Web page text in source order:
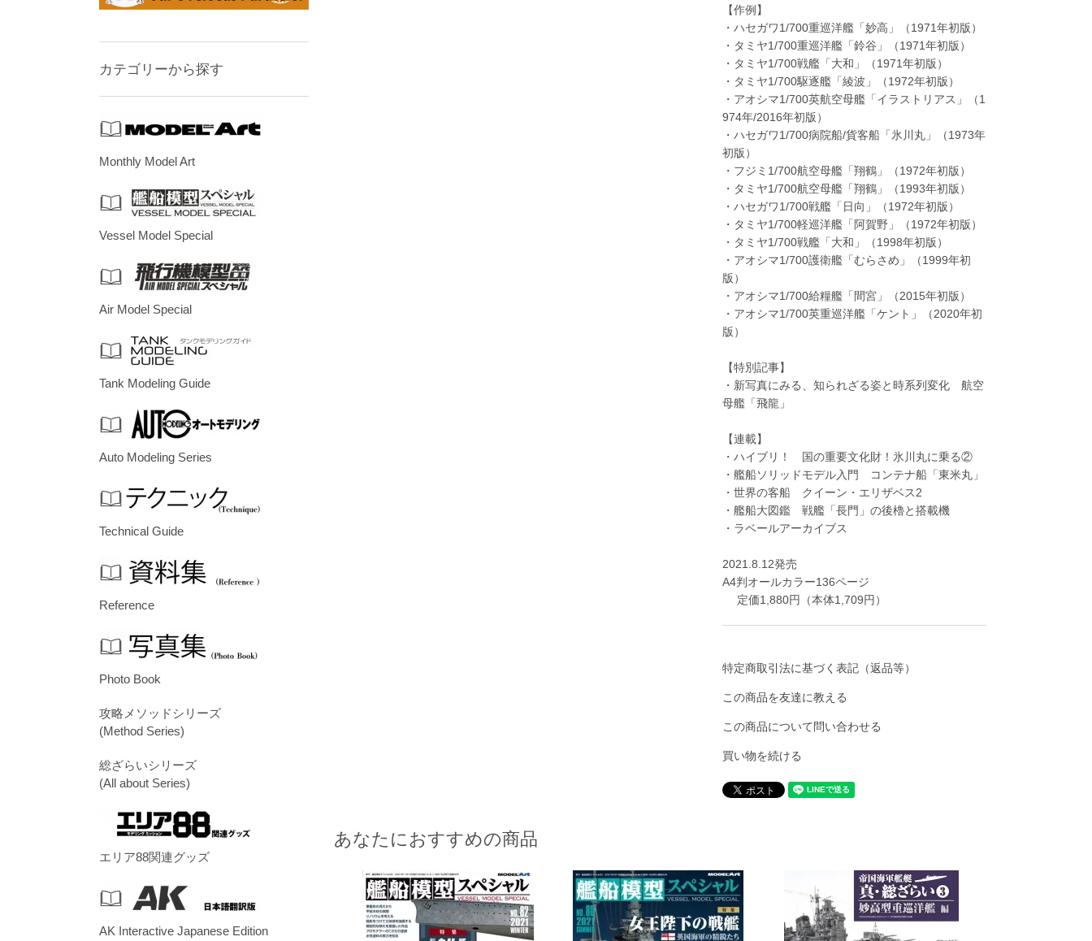
【作例】
・ハセガワ1/700重巡洋艦「妙高」（1971年初版）
・タミヤ1/700重巡洋艦「鈴谷」（1971年初版）
・タミヤ1/700戦艦「大和」（1971年初版）
・タミヤ1/700駆逐艦「綾波」（1972年初版）
・アオシマ1/700英航空母艦「イラストリアス」（1
974年/2016年初版）
・ハセガワ1/700病院船/貨客船「氷川丸」（1973年
初版）
・フジミ1/700航空母艦「翔鶴」（1972年初版）
・タミヤ1/700航空母艦「翔鶴」（1993年初版）
・ハセガワ1/700戦艦「日向」（1972年初版）
・タミヤ1/700軽巡洋艦「阿賀野」（1972年初版）
・タミヤ1/700戦艦「大和」（1998年初版）
・アオシマ1/700護衛艦「むらさめ」（1999年初
版）
・アオシマ1/700給糧艦「間宮」（2015年初版）
・アオシマ1/700英重巡洋艦「ケント」（2020年初
版）
【特別記事】
・新写真にみる、知られざる姿と時系列変化 航空
母艦「飛龍」
【連載】
・ハイブリ！ 国の重要文化財！氷川丸に乗る②
・艦船ソリッドモデル入門 コンテナ船「東米丸」
・世界の客船 クイーン・エリザベス2
・艦船大図鑑 戦艦「長門」の後櫓と搭載機
・ラベールアーカイブス
2021.8.12発売
A4判オールカラー136ページ
定価1,880円（本体1,709円）
特定商取引法に基づく表記（返品等）
この商品を友達に教える
この商品について問い合わせる
買い物を続ける
あなたにおすすめの商品
カテゴリーから探す
Monthly Model Art
Vessel Model Special
Air Model Special
Tank Modeling Guide
Auto Modeling Series
Technical Guide
Reference
Photo Book
攻略メソッドシリーズ
(Method Series)
総ざらいシリーズ
(All about Series)
エリア88関連グッズ
AK Interactive Japanese Edition